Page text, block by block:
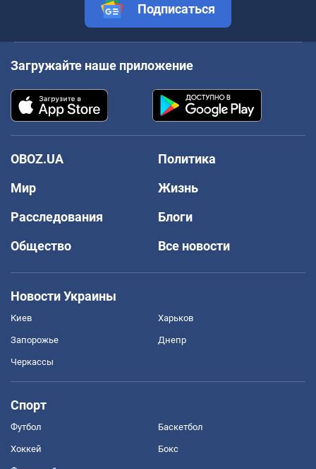
Подписаться
Загружайте наше приложение
OBOZ.UA
Политика
Мир
Жизнь
Расследования
Блоги
Общество
Все новости
Новости Украины
Киев Харьков
Запорожье Днепр
Черкассы
Спорт
Футбол Баскетбол
Хоккей Бокс